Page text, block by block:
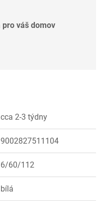
pro váš domov
cca 2-3 týdny
9002827511104
6/60/112
bílá